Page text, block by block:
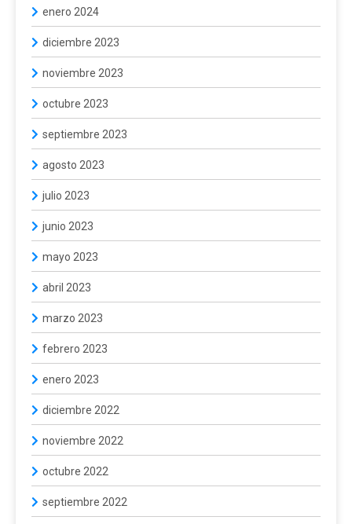
enero 2024
diciembre 2023
noviembre 2023
octubre 2023
septiembre 2023
agosto 2023
julio 2023
junio 2023
mayo 2023
abril 2023
marzo 2023
febrero 2023
enero 2023
diciembre 2022
noviembre 2022
octubre 2022
septiembre 2022